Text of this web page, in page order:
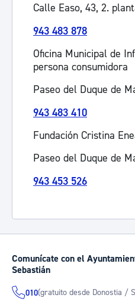
Calle Easo, 43, 2.
943 483 878
Oficina Municipal de
persona consumidora
Paseo del Duque de
943 483 410
Fundación Cristina
Paseo del Duque de
943 453 526
Comunícate con el
Sebastián
010(gratuito desde Donostia /